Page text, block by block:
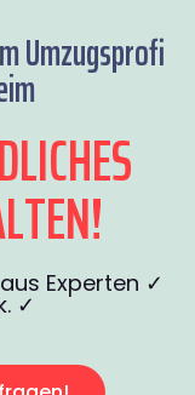
Umzugsprofi
Experten ✓
✓